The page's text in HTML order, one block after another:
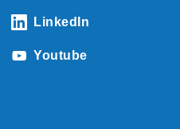
LinkedIn
Youtube